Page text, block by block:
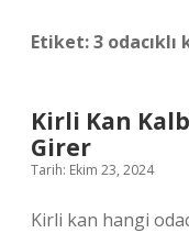
Etiket:3
Kirli Kan
Girer
Tarih: Ekim 23, 2024
Kirli kan hangi